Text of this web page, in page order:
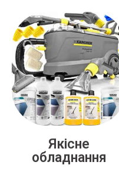
Якісне
обладнання